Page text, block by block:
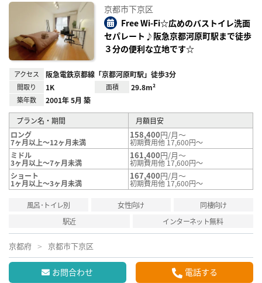
録
京都市下京区
Free Wi-Fi☆広めのバストイレ洗面
セパレート♪阪急京都河原町駅まで徒歩
３分の便利な立地です☆
アクセス 阪急電鉄京都線「京都河原町駅」徒歩3分
間取り 1K 面積 29.8m²
築年数 2001年 5月 築
プラン名・期間
月額目安
ロング
7ヶ月以上～12ヶ月未満
158,400円/月～
初期費用他 17,600円～
ミドル
3ヶ月以上～7ヶ月未満
161,400円/月～
初期費用他 17,600円～
ショート
1ヶ月以上～3ヶ月未満
167,400円/月～
初期費用他 17,600円～
風呂･トイレ別 女性向け
同棲向け
駅近
インターネット無料
京都府 京都市下京区
お問合わせ 電話する